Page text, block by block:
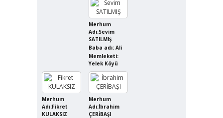
Merhum
Adı:Sevim
SATILMIŞ
Baba adı: Ali
Memleketi:
Yelek Köyü
Merhum
Adı:Fikret
KULAKSIZ
Merhum
Adı:İbrahim
ÇERİBAŞI